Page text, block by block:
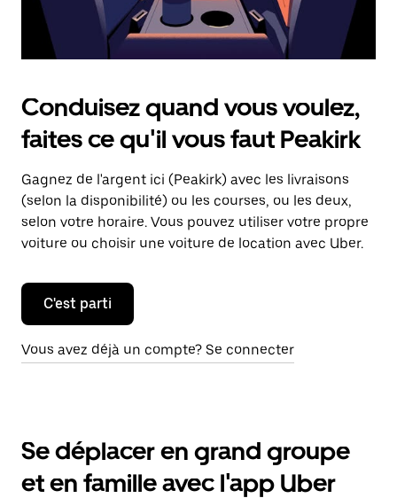
calendrier.
Conduisez quand vous voulez,
faites ce qu'il vous faut Peakirk
Gagnez de l'argent ici (Peakirk) avec les livraisons
(selon la disponibilité) ou les courses, ou les deux,
selon votre horaire. Vous pouvez utiliser votre propre
voiture ou choisir une voiture de location avec Uber.
C'est parti
Vous avez déjà un compte? Se connecter
Se déplacer en grand groupe
et en famille avec l'app Uber